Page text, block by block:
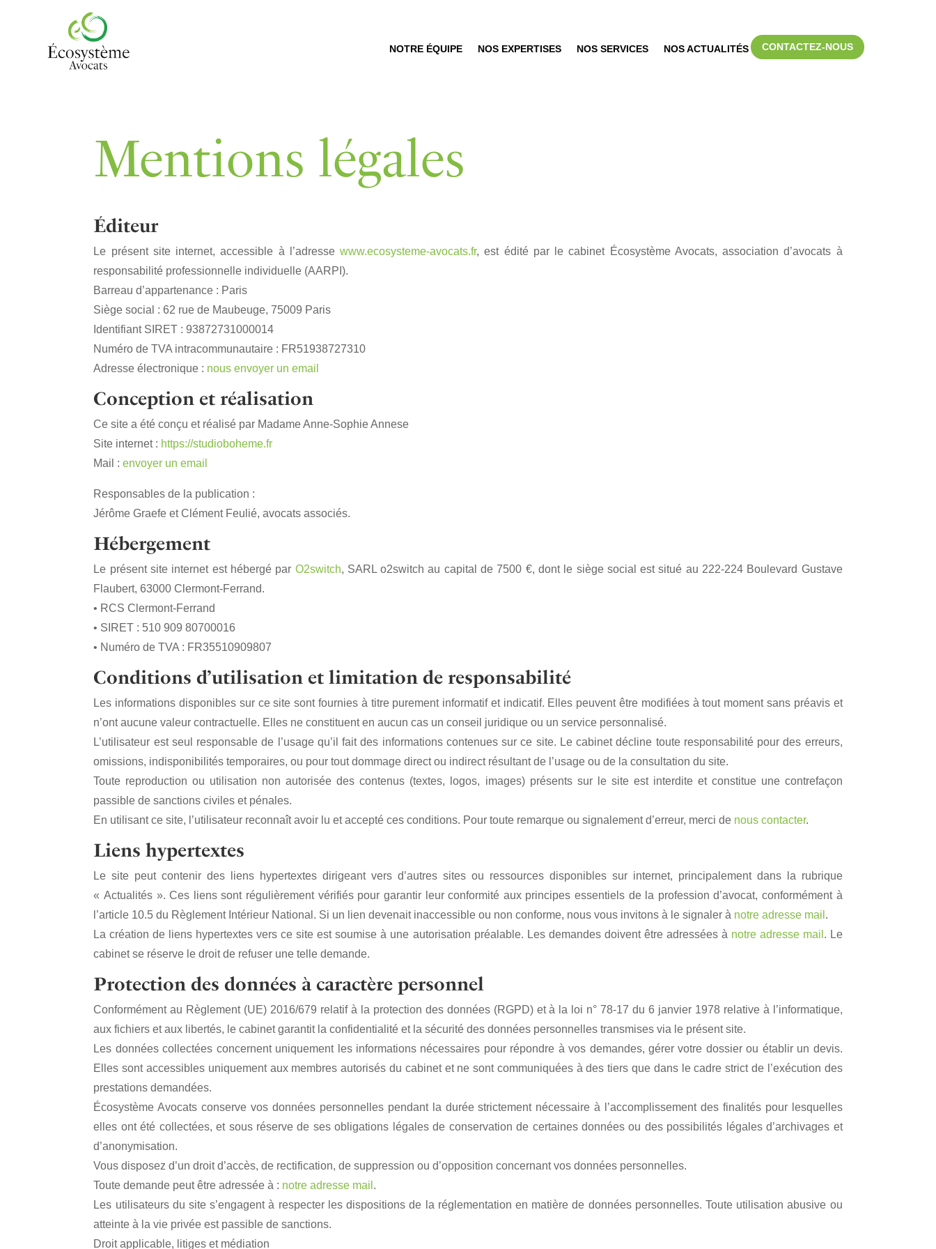
NOTRE ÉQUIPE NOS EXPERTISES NOS SERVICES NOS ACTUALITÉS CONTACTEZ-NOUS
Mentions légales
Éditeur
Le présent site internet, accessible à l’adressewww.ecosysteme-avocats.fr, est édité par le cabinet Écosystème Avocats, association d’avocats à
responsabilité professionnelle individuelle (AARPI).
Barreau d’appartenance : Paris
Siège social : 62 rue de Maubeuge, 75009 Paris
Identifiant SIRET : 93872731000014
Numéro de TVA intracommunautaire : FR51938727310
Adresse électronique : nous envoyer un email
Conception et réalisation
Ce site a été conçu et réalisé par Madame Anne-Sophie Annese
Site internet : https://studioboheme.fr
Mail :envoyer un email
Responsables de la publication :
Jérôme Graefe et Clément Feulié, avocats associés.
Hébergement
Le présent site internet est hébergé par O2switch, SARL o2switch au capital de 7500 €, dont le siège social est situé au 222-224 Boulevard Gustave
Flaubert, 63000 Clermont-Ferrand.
• RCS Clermont-Ferrand
• SIRET : 510 909 80700016
• Numéro de TVA : FR35510909807
Conditions d’utilisation et limitation de responsabilité
Les informations disponibles sur ce site sont fournies à titre purement informatif et indicatif. Elles peuvent être modifiées à tout moment sans préavis et
n’ont aucune valeur contractuelle. Elles ne constituent en aucun cas un conseil juridique ou un service personnalisé.
L’utilisateur est seul responsable de l’usage qu’il fait des informations contenues sur ce site. Le cabinet décline toute responsabilité pour des erreurs,
omissions, indisponibilités temporaires, ou pour tout dommage direct ou indirect résultant de l’usage ou de la consultation du site.
Toute reproduction ou utilisation non autorisée des contenus (textes, logos, images) présents sur le site est interdite et constitue une contrefaçon
passible de sanctions civiles et pénales.
En utilisant ce site, l’utilisateur reconnaît avoir lu et accepté ces conditions. Pour toute remarque ou signalement d’erreur, merci de nous contacter.
Liens hypertextes
Le site peut contenir des liens hypertextes dirigeant vers d’autres sites ou ressources disponibles sur internet, principalement dans la rubrique
« Actualités ». Ces liens sont régulièrement vérifiés pour garantir leur conformité aux principes essentiels de la profession d’avocat, conformément à
l’article 10.5 du Règlement Intérieur National. Si un lien devenait inaccessible ou non conforme, nous vous invitons à le signaler à notre adresse mail .
La création de liens hypertextes vers ce site est soumise à une autorisation préalable. Les demandes doivent être adressées à notre adresse mail . Le
cabinet se réserve le droit de refuser une telle demande.
Protection des données à caractère personnel
Conformément au Règlement (UE) 2016/679 relatif à la protection des données (RGPD) et à la loi n° 78-17 du 6 janvier 1978 relative à l’informatique,
aux fichiers et aux libertés, le cabinet garantit la confidentialité et la sécurité des données personnelles transmises via le présent site.
Les données collectées concernent uniquement les informations nécessaires pour répondre à vos demandes, gérer votre dossier ou établir un devis.
Elles sont accessibles uniquement aux membres autorisés du cabinet et ne sont communiquées à des tiers que dans le cadre strict de l’exécution des
prestations demandées.
Écosystème Avocats conserve vos données personnelles pendant la durée strictement nécessaire à l’accomplissement des finalités pour lesquelles
elles ont été collectées, et sous réserve de ses obligations légales de conservation de certaines données ou des possibilités légales d’archivages et
d’anonymisation.
Vous disposez d’un droit d’accès, de rectification, de suppression ou d’opposition concernant vos données personnelles.
Toute demande peut être adressée à : notre adresse mail .
Les utilisateurs du site s’engagent à respecter les dispositions de la réglementation en matière de données personnelles. Toute utilisation abusive ou
atteinte à la vie privée est passible de sanctions.
Droit applicable, litiges et médiation